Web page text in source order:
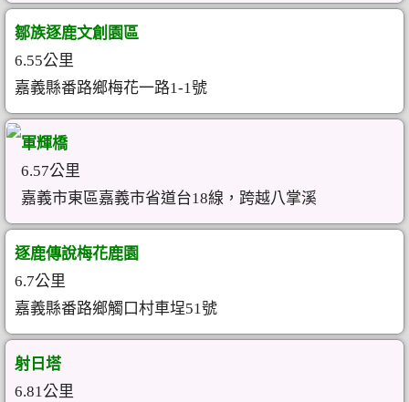
鄒族逐鹿文創園區
6.55公里
嘉義縣番路鄉梅花一路1-1號
軍輝橋
6.57公里
嘉義市東區嘉義市省道台18線，跨越八掌溪
逐鹿傳說梅花鹿園
6.7公里
嘉義縣番路鄉觸口村車埕51號
射日塔
6.81公里